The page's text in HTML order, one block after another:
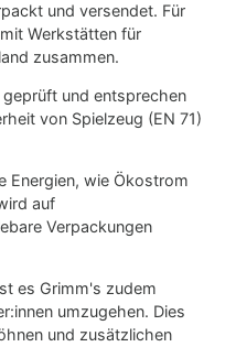
und versendet. Für
Werkstätten für
zusammen.
und entsprechen
von Spielzeug (EN 71)
Energien, wie Ökostrom
auf
Verpackungen
es Grimm's zudem
umzugehen. Dies
und zusätzlichen